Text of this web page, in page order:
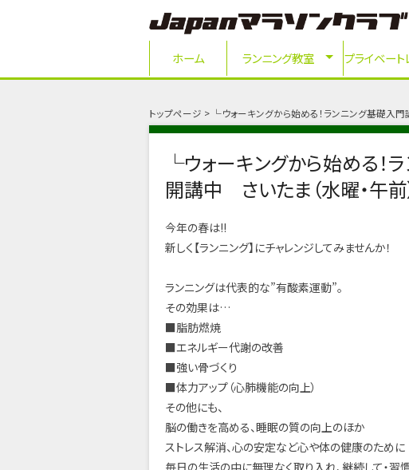
ホーム ランニング教室 プライベート
トップページ └ウォーキングから始める！ランニング基礎入
└ウォーキングから始める
開講中 さいたま（水曜・午前
今年の春は!!
新しく【ランニング】にチャレンジしてみませんか！
ランニングは代表的な”有酸素運動”。
その効果は…
■脂肪燃焼
■エネルギー代謝の改善
■強い骨づくり
■体力アップ（心肺機能の向上）
その他にも、
脳の働きを高める、睡眠の質の向上のほか
ストレス解消、心の安定など心や体の健康のために
毎日の生活の中に無理なく取り入れ、継続して・習